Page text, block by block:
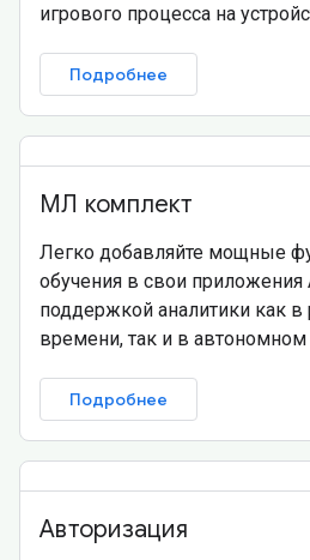
игрового процесса на
Подробнее
МЛ комплект
Легко добавляйте мощные
обучения в свои приложения
поддержкой аналитики как
времени, так и в
Подробнее
Авторизация